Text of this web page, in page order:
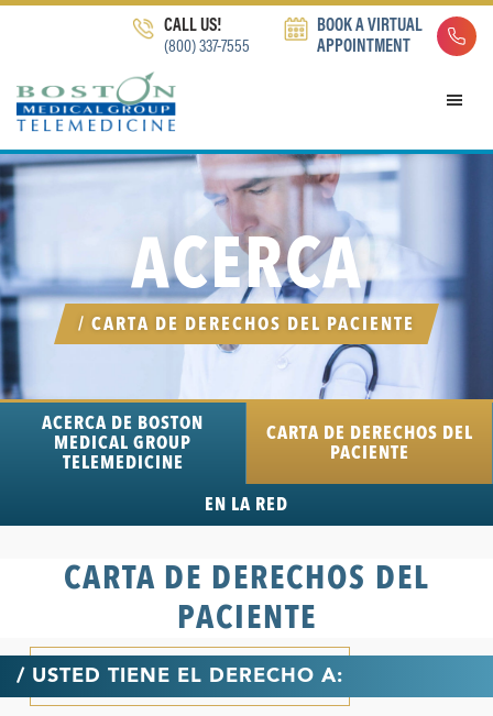
navigation
content
CALL US!
(800) 337-7555
BOOK A VIRTUAL
APPOINTMENT
ACERCA
/ CARTA DE DERECHOS DEL PACIENTE
ACERCA DE BOSTON
MEDICAL GROUP
TELEMEDICINE
CARTA DE DERECHOS DEL
PACIENTE
EN LA RED
CARTA DE DERECHOS DEL
PACIENTE
/ USTED TIENE EL DERECHO A: